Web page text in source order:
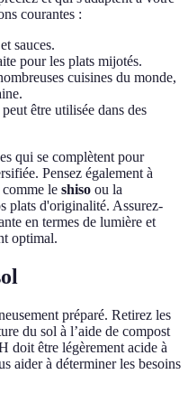
courantes :
sauces.
pour les plats mijotés.
cuisines du monde,
être utilisée dans des
qui se complètent pour
Pensez également à
le shiso ou la
plats d'originalité. Assurez-
en termes de lumière et
optimal.
préparé. Retirez les
du sol à l’aide de compost
doit être légèrement acide à
aider à déterminer les besoins